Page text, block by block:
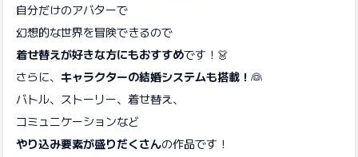
自分だけのアバターで
幻想的な世界を冒険できるので
着せ替えが好きな方にもおすすめです！👗
さらに、 キャラクターの結婚システムも搭載！ 👰
バトル、ストーリー、着せ替え、
コミュニケーションなど
やり込み要素が盛りだくさんの作品です！